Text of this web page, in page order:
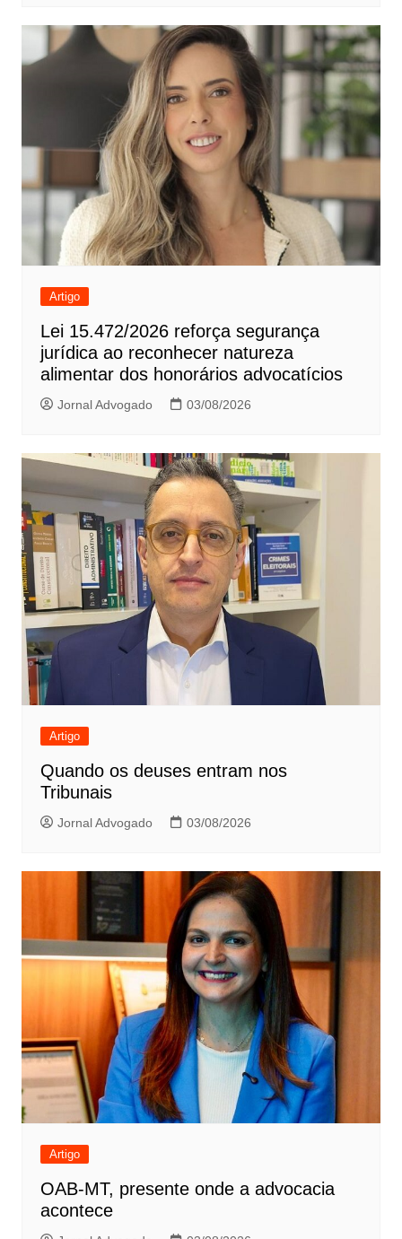
Artigo
Lei 15.472/2026 reforça segurança
jurídica ao reconhecer natureza
alimentar dos honorários advocatícios
Jornal Advogado 03/08/2026
Artigo
Quando os deuses entram nos
Tribunais
Jornal Advogado 03/08/2026
Artigo
OAB-MT, presente onde a advocacia
acontece